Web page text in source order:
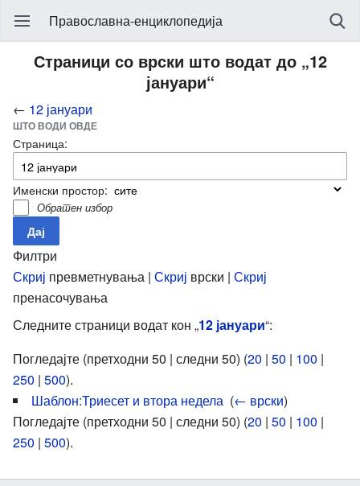
Православна-енциклопедија
Страници со врски што водат до „12
јануари“
← 12 јануари
ШТО ВОДИ ОВДЕ
Страница:
Именски простор:
Обратен избор
Филтри
Скриј превметнувања | Скриј врски | Скриј
пренасочувања
Следните страници водат кон „12 јануари“:
Погледајте (претходни 50 | следни 50) (20 | 50 | 100 |
250 | 500).
Шаблон:Триесет и втора недела (← врски)
Погледајте (претходни 50 | следни 50) (20 | 50 | 100 |
250 | 500).